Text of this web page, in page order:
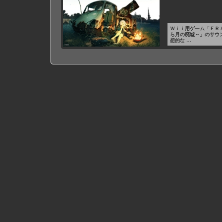
Ｗｉｉ用ゲーム「ＦＲ
ら月の廃墟～」のサウ
想的な …